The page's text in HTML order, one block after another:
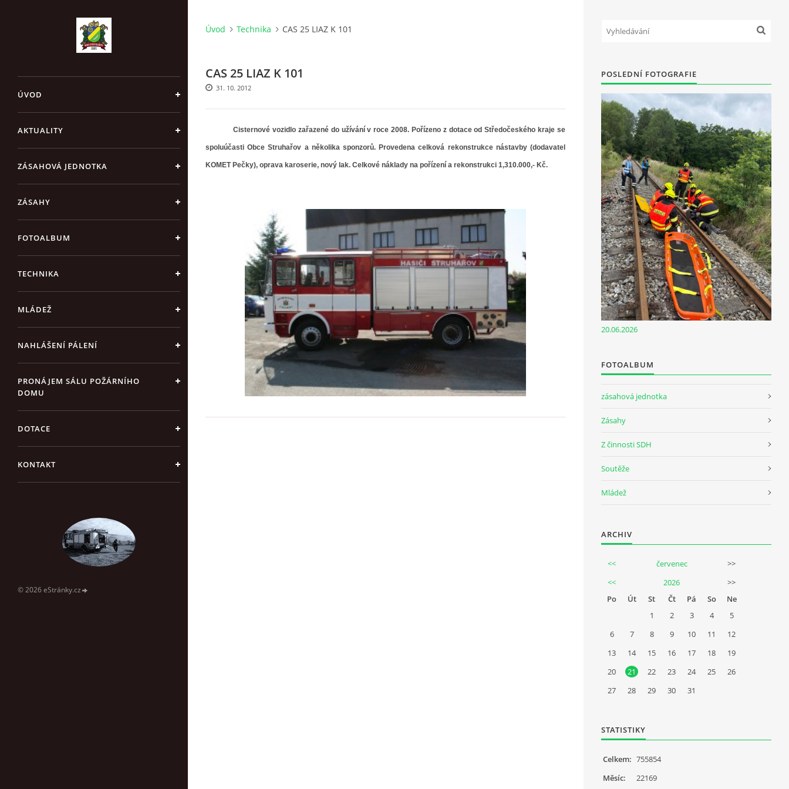
ÚVOD
AKTUALITY
ZÁSAHOVÁ JEDNOTKA
ZÁSAHY
FOTOALBUM
TECHNIKA
MLÁDEŽ
NAHLÁŠENÍ PÁLENÍ
PRONÁJEM SÁLU POŽÁRNÍHO
DOMU
DOTACE
KONTAKT
© 2026 eStránky.cz
Úvod Technika CAS 25 LIAZ K 101
CAS 25 LIAZ K 101
31. 10. 2012
Cisternové vozidlo zařazené do užívání v roce 2008. Pořízeno z dotace od Středočeského kraje se
spoluúčasti Obce Struhařov a několika sponzorů. Provedena celková rekonstrukce nástavby (dodavatel
KOMET Pečky), oprava karoserie, nový lak. Celkové náklady na pořízení a rekonstrukci 1,310.000,- Kč.
POSLEDNÍ FOTOGRAFIE
20.06.2026
FOTOALBUM
zásahová jednotka
Zásahy
Z činnosti SDH
Soutěže
Mládež
ARCHIV
<< červenec
>>
<<
2026
>>
Po
Út St Čt Pá So
Ne
1
2 3 4
5
6
7 8 9 10 11
12
13
14 15 16 17 18
19
20
21 22 23 24 25
26
27
28 29 30 31
STATISTIKY
Celkem: 755854
Měsíc:
22169